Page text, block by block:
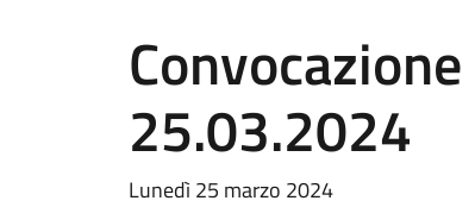
25.03.2024
Lunedì 25 marzo 2024